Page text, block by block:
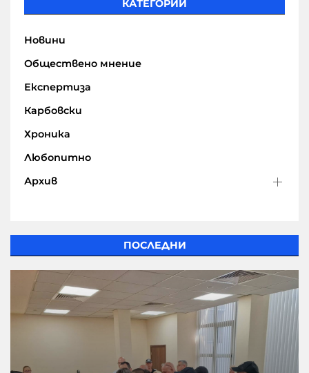
КАТЕГОРИИ
Новини
Обществено мнение
Експертиза
Карбовски
Хроника
Любопитно
Архив
ПОСЛЕДНИ